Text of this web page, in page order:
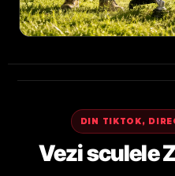
DIN TIKTOK,
Vezi sculele